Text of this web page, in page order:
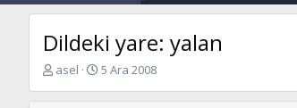
Dildeki yare: yalan
K
asel
B
5 Ara 2008